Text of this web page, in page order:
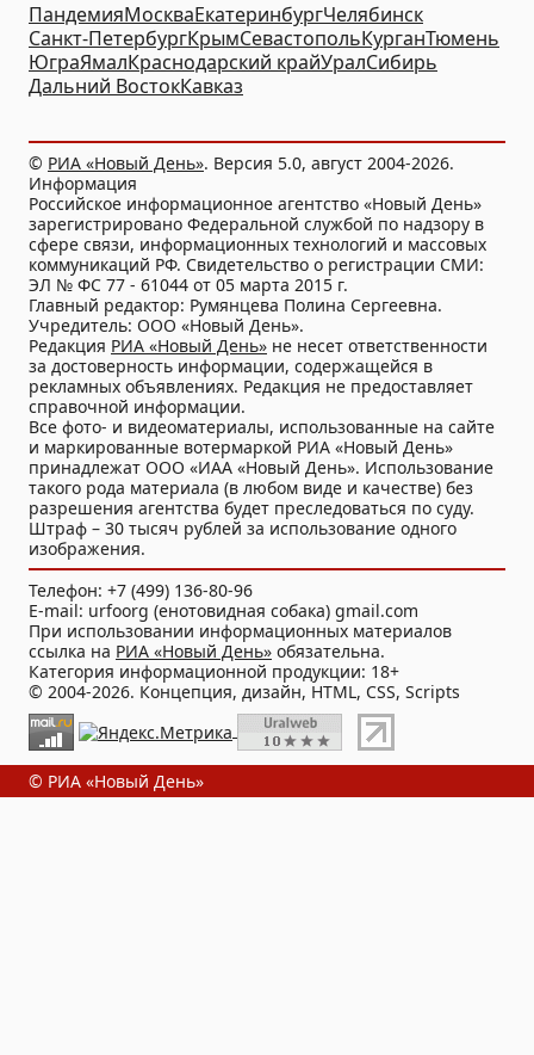
ПандемияМоскваЕкатеринбургЧелябинск
Санкт-ПетербургКрымСевастопольКурганТюмень
ЮграЯмалКраснодарский крайУралСибирь
Дальний ВостокКавказ
© РИА «Новый День». Версия 5.0, август 2004-2026.
Информация
Российское информационное агентство «Новый День»
зарегистрировано Федеральной службой по надзору в
сфере связи, информационных технологий и массовых
коммуникаций РФ. Свидетельство о регистрации СМИ:
ЭЛ № ФС 77 - 61044 от 05 марта 2015 г.
Главный редактор: Румянцева Полина Сергеевна.
Учредитель: ООО «Новый День».
Редакция РИА «Новый День» не несет ответственности
за достоверность информации, содержащейся в
рекламных объявлениях. Редакция не предоставляет
справочной информации.
Все фото- и видеоматериалы, использованные на сайте
и маркированные вотермаркой РИА «Новый День»
принадлежат ООО «ИАА «Новый День». Использование
такого рода материала (в любом виде и качестве) без
разрешения агентства будет преследоваться по суду.
Штраф – 30 тысяч рублей за использование одного
изображения.
Телефон: +7 (499) 136-80-96
E-mail: urfoorg (енотовидная собака) gmail.com
При использовании информационных материалов
ссылка на РИА «Новый День» обязательна.
Категория информационной продукции: 18+
© 2004-2026. Концепция, дизайн, HTML, CSS, Scripts
© РИА «Новый День»